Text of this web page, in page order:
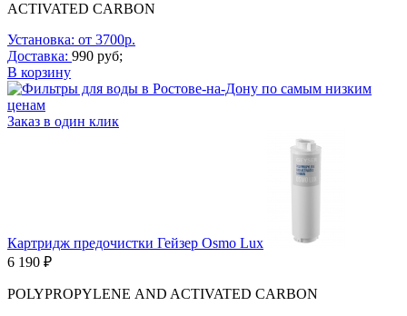
ACTIVATED CARBON
Установка: от 3700р.
Доставка: 990 руб;
В корзину
Заказ в один клик
Картридж предочистки Гейзер Osmo Lux
6 190 ₽
POLYPROPYLENE AND ACTIVATED CARBON